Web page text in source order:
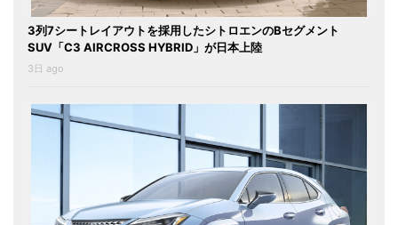
3列7シートレイアウトを採用したシトロエンのBセグメント
SUV「C3 AIRCROSS HYBRID」が日本上陸
3日 ago